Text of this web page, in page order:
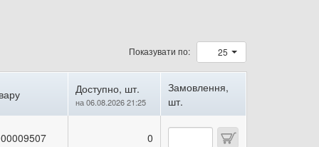
Показувати по: 25
Доступно, шт.
на 06.08.2026 21:25
Замовлення,
шт.
0